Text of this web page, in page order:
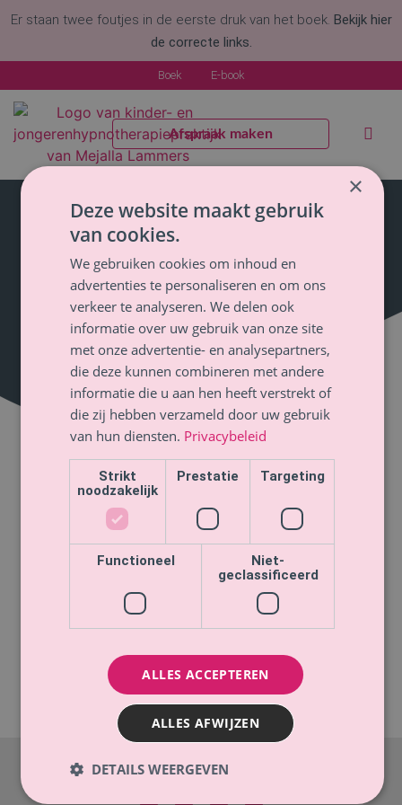
Er staan twee foutjes in de eerste druk van het boek. Bekijk hier
de correcte links.
Boek E-book
Afspraak maken
Dominiek Huis in t Veld
mei 4, 2024
Brancheverenigingen
×
Deze website maakt gebruik
van cookies.
We gebruiken cookies om inhoud en
advertenties te personaliseren en om ons
verkeer te analyseren. We delen ook
informatie over uw gebruik van onze site
met onze advertentie- en analysepartners,
die deze kunnen combineren met andere
informatie die u aan hen heeft verstrekt of
die zij hebben verzameld door uw gebruik
van hun diensten. Privacybeleid
Strikt
noodzakelijk
Prestatie Targeting
Functioneel
Niet-
geclassificeerd
ALLES ACCEPTEREN
ALLES AFWIJZEN
DETAILS WEERGEVEN